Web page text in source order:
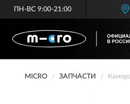
ПН-ВС 9:00-21:00
MICRO ЗАПЧАСТИ